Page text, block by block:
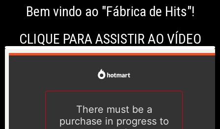
Bem vindo ao "Fábrica de Hits"!
CLIQUE PARA ASSISTIR AO VÍDEO